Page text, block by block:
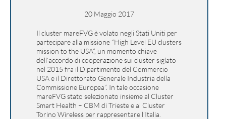
20 Maggio 2017
Il cluster mareFVG è volato negli Stati Uniti per
partecipare alla missione “High Level EU clusters
mission to the USA”, un momento chiave
dell’accordo di cooperazione sui cluster siglato
nel 2015 fra il Dipartimento del Commercio
USA e il Direttorato Generale Industria della
Commissione Europea”. In tale occasione
mareFVG stato selezionato insieme al Cluster
Smart Health – CBM di Trieste e al Cluster
Torino Wireless per rappresentare l’Italia.